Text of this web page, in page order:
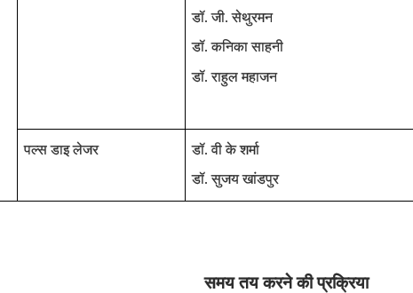
डॉ. जी. सेथुरमन
डॉ. कनिका साहनी
डॉ. राहुल महाजन
पल्‍स डाइ लेजर
डॉ. वी के शर्मा
डॉ. सुजय खांडपुर
समय तय करने की प्रक्रिया